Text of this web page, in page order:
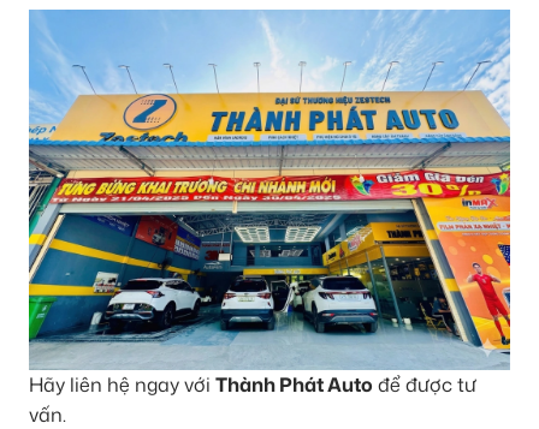
Hãy liên hệ ngay với Thành Phát Auto để được tư
vấn.